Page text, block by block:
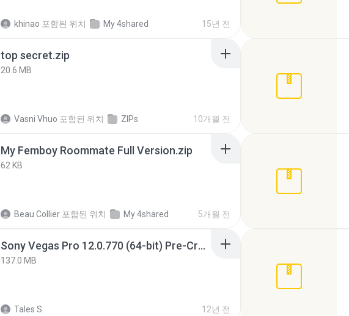
khinao 포함된 위치 My 4shared 15년 전
top secret.zip
20.6 MB
Vasni Vhuo 포함된 위치 ZIPs 10개월 전
My Femboy Roommate Full Version.zip
62 KB
Beau Collier 포함된 위치 My 4shared 5개월 전
Sony Vegas Pro 12.0.770 (64-bit) Pre-Cracked.zip
137.0 MB
Tales S. 12년 전